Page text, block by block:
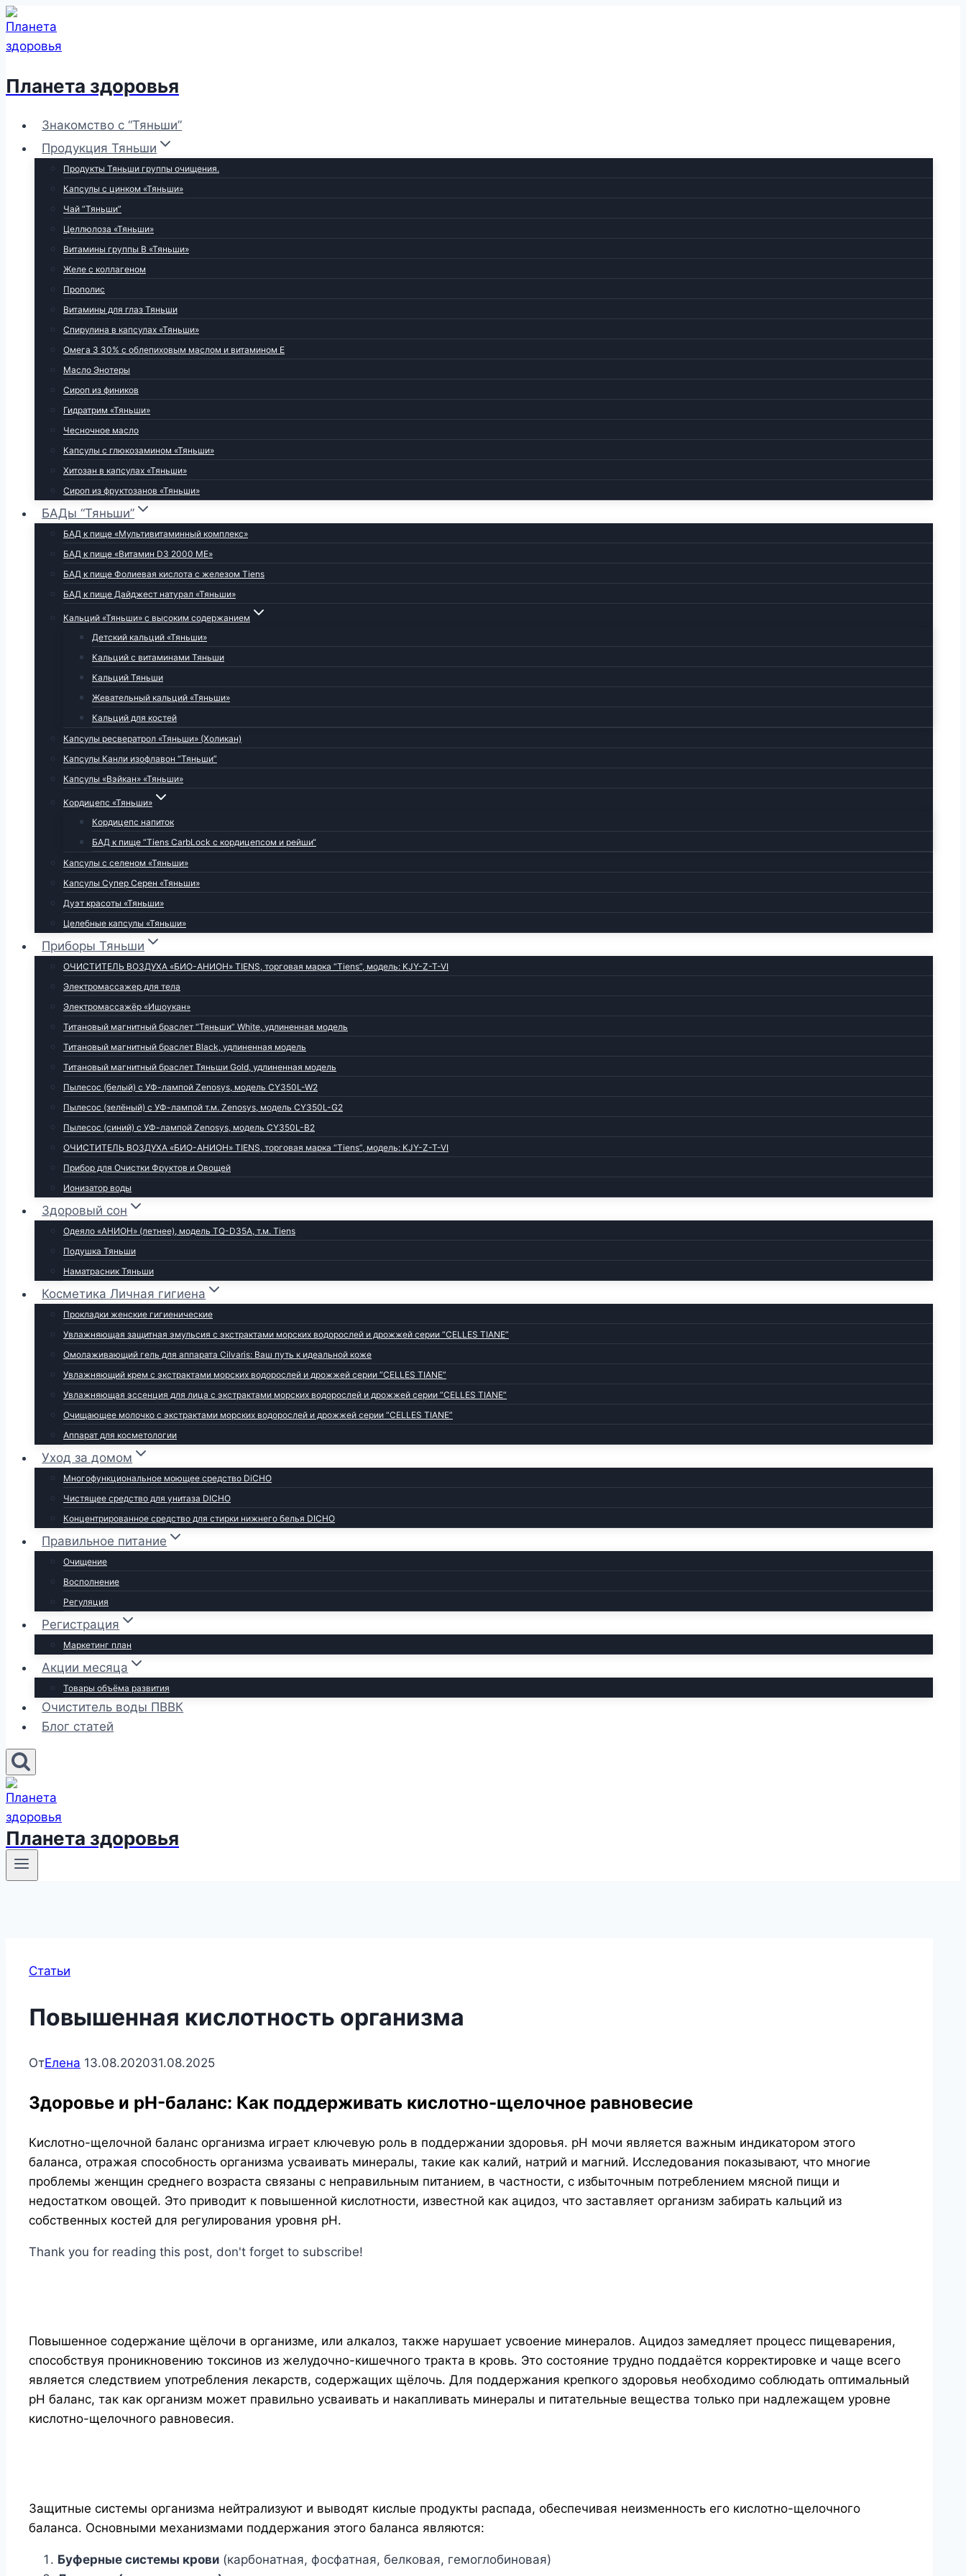
Перейти
к
содержимому
Планета здоровья
Знакомство с “Тяньши”
Продукция Тяньши
Продукты Тяньши группы очищения.
Капсулы с цинком «Тяньши»
Чай “Тяньши”
Целлюлоза «Тяньши»
Витамины группы В «Тяньши»
Желе с коллагеном
Прополис
Витамины для глаз Тяньши
Спирулина в капсулах «Тяньши»
Омега 3 30% с облепиховым маслом и витамином Е
Масло Энотеры
Сироп из фиников
Гидратрим «Тяньши»
Чесночное масло
Капсулы с глюкозамином «Тяньши»
Хитозан в капсулах «Тяньши»
Сироп из фруктозанов «Тяньши»
БАДы “Тяньши”
БАД к пище «Мультивитаминный комплекс»
БАД к пище «Витамин D3 2000 МЕ»
БАД к пище Фолиевая кислота с железом Tiens
БАД к пище Дайджест натурал «Тяньши»
Кальций «Тяньши» с высоким содержанием
Детский кальций «Тяньши»
Кальций с витаминами Тяньши
Кальций Тяньши
Жевательный кальций «Тяньши»
Кальций для костей
Капсулы ресвератрол «Тяньши» (Холикан)
Капсулы Канли изофлавон “Тяньши”
Капсулы «Вэйкан» «Тяньши»
Кордицепс «Тяньши»
Кордицепс напиток
БАД к пище “Tiens CarbLock c кордицепсом и рейши“
Капсулы с селеном «Тяньши»
Капсулы Супер Серен «Тяньши»
Дуэт красоты «Тяньши»
Целебные капсулы «Тяньши»
Приборы Тяньши
ОЧИСТИТЕЛЬ ВОЗДУХА «БИО-АНИОН» TIENS, торговая марка “Tiens”, модель: KJY-Z-T-VI
Электромассажер для тела
Электромассажёр «Ишоукан»
Титановый магнитный браслет “Тяньши” White, удлиненная модель
Титановый магнитный браслет Black, удлиненная модель
Титановый магнитный браслет Тяньши Gold, удлиненная модель
Пылесос (белый) с УФ-лампой Zenosys, модель CY350L-W2
Пылесос (зелёный) с УФ-лампой т.м. Zenosys, модель CY350L-G2
Пылесос (синий) с УФ-лампой Zenosys, модель CY350L-B2
ОЧИСТИТЕЛЬ ВОЗДУХА «БИО-АНИОН» TIENS, торговая марка “Tiens”, модель: KJY-Z-T-VI
Прибор для Очистки Фруктов и Овощей
Ионизатор воды
Здоровый сон
Одеяло «АНИОН» (летнее), модель TQ-D35A, т.м. Tiens
Подушка Тяньши
Наматрасник Тяньши
Косметика Личная гигиена
Прокладки женские гигиенические
Увлажняющая защитная эмульсия с экстрактами морских водорослей и дрожжей серии “CELLES TIANE”
Омолаживающий гель для аппарата Cilvaris: Ваш путь к идеальной коже
Увлажняющий крем с экстрактами морских водорослей и дрожжей серии “CELLES TIANE”
Увлажняющая эссенция для лица с экстрактами морских водорослей и дрожжей серии “CELLES TIANE”
Очищающее молочко с экстрактами морских водорослей и дрожжей серии “CELLES TIANE”
Аппарат для косметологии
Уход за домом
Многофункциональное моющее средство DiCHO
Чистящее средство для унитаза DICHO
Концентрированное средство для стирки нижнего белья DICHO
Правильное питание
Очищение
Восполнение
Регуляция
Регистрация
Маркетинг план
Акции месяца
Товары объёма развития
Очиститель воды ПВВК
Блог статей
Планета здоровья
Статьи
Повышенная кислотность организма
ОтЕлена 13.08.202031.08.2025
Здоровье и pH-баланс: Как поддерживать кислотно-щелочное равновесие
Кислотно-щелочной баланс организма играет ключевую роль в поддержании здоровья. pH мочи является важным индикатором этого
баланса, отражая способность организма усваивать минералы, такие как калий, натрий и магний. Исследования показывают, что многие
проблемы женщин среднего возраста связаны с неправильным питанием, в частности, с избыточным потреблением мясной пищи и
недостатком овощей. Это приводит к повышенной кислотности, известной как ацидоз, что заставляет организм забирать кальций из
собственных костей для регулирования уровня pH.
Thank you for reading this post, don't forget to subscribe!
Повышенное содержание щёлочи в организме, или алкалоз, также нарушает усвоение минералов. Ацидоз замедляет процесс пищеварения,
способствуя проникновению токсинов из желудочно-кишечного тракта в кровь. Это состояние трудно поддаётся корректировке и чаще всего
является следствием употребления лекарств, содержащих щёлочь. Для поддержания крепкого здоровья необходимо соблюдать оптимальный
pH баланс, так как организм может правильно усваивать и накапливать минералы и питательные вещества только при надлежащем уровне
кислотно-щелочного равновесия.
Защитные системы организма нейтрализуют и выводят кислые продукты распада, обеспечивая неизменность его кислотно-щелочного
баланса. Основными механизмами поддержания этого баланса являются:
Буферные системы крови (карбонатная, фосфатная, белковая, гемоглобиновая)